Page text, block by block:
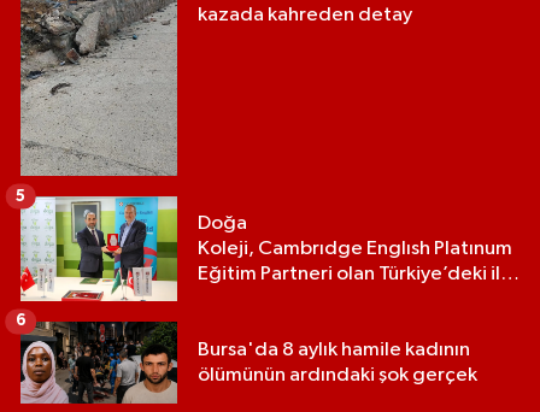
kazada kahreden detay
Doğa
Koleji, Cambrıdge Englısh Platınum
Eğitim Partneri olan Türkiye’deki ilk
5
Bursa'da 8 aylık hamile kadının
ölümünün ardındaki şok gerçek
6